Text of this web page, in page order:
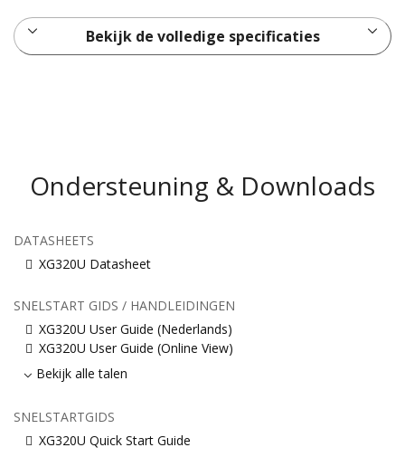
Bekijk de volledige specificaties
Ondersteuning & Downloads
DATASHEETS
XG320U Datasheet
SNELSTART GIDS / HANDLEIDINGEN
XG320U User Guide (Nederlands)
XG320U User Guide (Online View)
Bekijk alle talen
SNELSTARTGIDS
XG320U Quick Start Guide